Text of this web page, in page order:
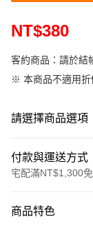
NT$380
客約商品：請於結
※ 本商品不適用折
請選擇商品選項
付款與運送方式
宅配滿NT$1,300
信用卡一次付款
商品特色